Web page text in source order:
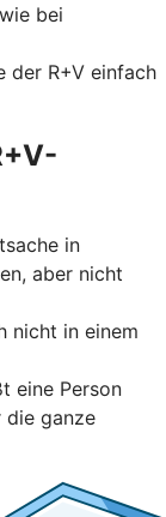
bei
der R+V einfach
in
aber nicht
nicht in einem
eine Person
die ganze